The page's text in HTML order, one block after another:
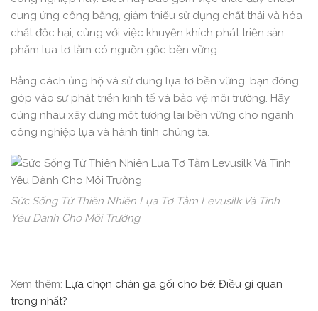
cung ứng công bằng, giảm thiểu sử dụng chất thải và hóa
chất độc hại, cùng với việc khuyến khích phát triển sản
phẩm lụa tơ tằm có nguồn gốc bền vững.
Bằng cách ủng hộ và sử dụng lụa tơ bền vững, bạn đóng
góp vào sự phát triển kinh tế và bảo vệ môi trường. Hãy
cùng nhau xây dựng một tương lai bền vững cho ngành
công nghiệp lụa và hành tinh chúng ta.
Sức Sống Từ Thiên Nhiên Lụa Tơ Tằm Levusilk Và Tình
Yêu Dành Cho Môi Trường
Xem thêm: Lựa chọn chăn ga gối cho bé: Điều gì quan
trọng nhất?